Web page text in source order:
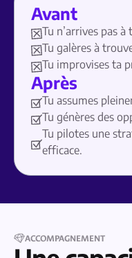
Avant
Tu n’arrives pas à
Tu galères à
Tu improvises ta
Après
Tu assumes
Tu génères des
Tu pilotes une
efficace.
ACCOMPAGNEMENT